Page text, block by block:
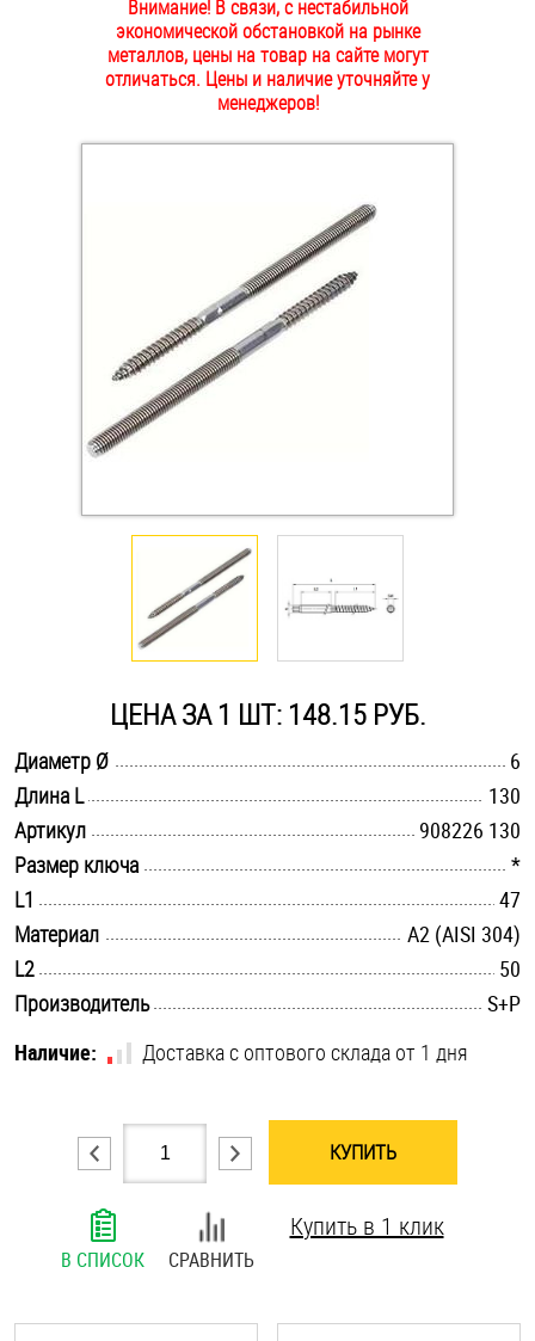
ОПЛАТА И ДОСТАВКА
НАШИ МАГАЗИНЫ
Втулки
Заклепки (Гайки-Заклепки)
Инструмент
Крюки, кольца с метрической резьбой
Крюки, кольца с шурупной резьбой
Оснастка и аксессуары для яхт
Саморезы и шурупы
Стопорные кольца
Такелаж
Хомуты
Шайбы
Шпильки
Штифты и пальцы
Внимание! В связи, с нестабильной
экономической обстановкой на рынке
металлов, цены на товар на сайте могут
отличаться. Цены и наличие уточняйте у
менеджеров!
ЦЕНА ЗА 1 ШТ: 148.15 РУБ.
Диаметр Ø
6
Длина L
130
Артикул
908226 130
Размер ключа
*
L1
47
Материал
А2 (AISI 304)
L2
50
Производитель
S+P
Наличие:
Доставка с оптового склада от 1 дня
КУПИТЬ
В СПИСОК СРАВНИТЬ
Купить в 1 клик